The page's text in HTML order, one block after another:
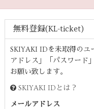
無料登録(KL-ticket)
SKIYAKI IDを未取得のユ
アドレス」「パスワード
お願い致します。
SKIYAKI IDとは？
メールアドレス